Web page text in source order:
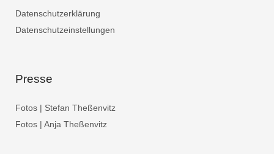
Datenschutzerklärung
Datenschutzeinstellungen
Presse
Fotos | Stefan Theßenvitz
Fotos | Anja Theßenvitz